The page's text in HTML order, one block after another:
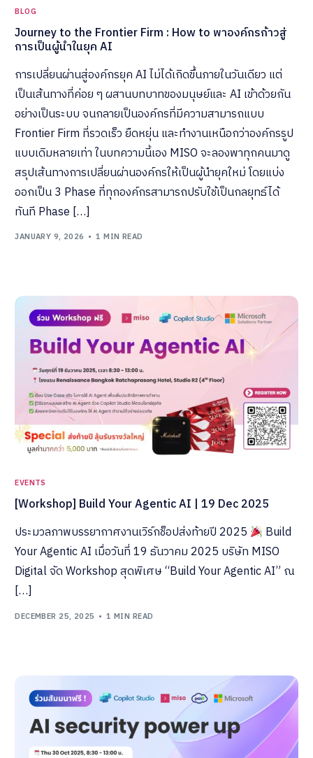
BLOG
Journey to the Frontier Firm : How to พาองค์กรก้าวสู่
การเป็นผู้นำในยุค AI
การเปลี่ยนผ่านสู่องค์กรยุค AI ไม่ได้เกิดขึ้นภายในวันเดียว แต่
เป็นเส้นทางที่ค่อย ๆ ผสานบทบาทของมนุษย์และ AI เข้าด้วยกัน
อย่างเป็นระบบ จนกลายเป็นองค์กรที่มีความสามารถแบบ
Frontier Firm ที่รวดเร็ว ยืดหยุ่น และทำงานเหนือกว่าองค์กรรูป
แบบเดิมหลายเท่า ในบทความนี้เอง MISO จะลองพาทุกคนมาดู
สรุปเส้นทางการเปลี่ยนผ่านองค์กรให้เป็นผู้นำยุคใหม่ โดยแบ่ง
ออกเป็น 3 Phase ที่ทุกองค์กรสามารถปรับใช้เป็นกลยุทธ์ได้
ทันที Phase […]
JANUARY 9, 2026 1 MIN READ
EVENTS
[Workshop] Build Your Agentic AI | 19 Dec 2025
ประมวลภาพบรรยากาศงานเวิร์กช็อปส่งท้ายปี 2025
Build
Your Agentic AI เมื่อวันที่ 19 ธันวาคม 2025 บริษัท MISO
Digital จัด Workshop สุดพิเศษ “Build Your Agentic AI” ณ
[…]
DECEMBER 25, 2025 1 MIN READ